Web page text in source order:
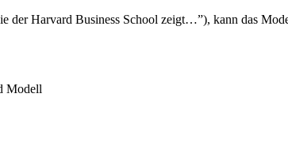
der Harvard Business School zeigt…”), kann das
Modell